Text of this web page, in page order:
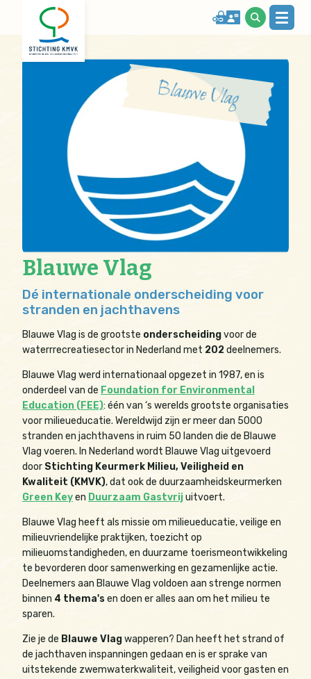
Blauwe Vlag
Dé internationale onderscheiding voor
stranden en jachthavens
Blauwe Vlag is de grootste onderscheidingvoor de
waterrrecreatiesector in Nederland met 202deelnemers.
Blauwe Vlag werd internationaal opgezet in 1987, en is
onderdeel van de Foundation for Environmental
Education (FEE): één van ‘s werelds grootste organisaties
voor milieueducatie. Wereldwijd zijn er meer dan 5000
stranden en jachthavens in ruim 50 landen die de Blauwe
Vlag voeren. In Nederland wordt Blauwe Vlag uitgevoerd
door Stichting Keurmerk Milieu, Veiligheid en
Kwaliteit (KMVK), dat ook de duurzaamheidskeurmerken
Green Keyen Duurzaam Gastvrijuitvoert.
Blauwe Vlag heeft als missie om milieueducatie, veilige en
milieuvriendelijke praktijken, toezicht op
milieuomstandigheden, en duurzame toerismeontwikkeling
te bevorderen door samenwerking en gezamenlijke actie.
Deelnemers aan Blauwe Vlag voldoen aan strenge normen
binnen 4 thema'sen doen er alles aan om het milieu te
sparen.
Zie je de Blauwe Vlagwapperen? Dan heeft het strand of
de jachthaven inspanningen gedaan en is er sprake van
uitstekende zwemwaterkwaliteit, veiligheid voor gasten en
Blauwe Vlag